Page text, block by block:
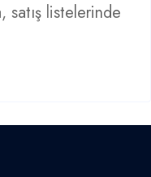
satış listelerinde